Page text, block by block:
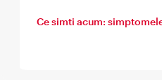
Ce simti acum: